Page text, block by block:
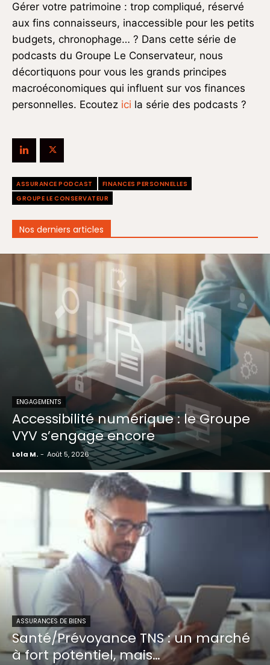
Gérer votre patrimoine : trop compliqué, réservé
aux fins connaisseurs, inaccessible pour les petits
budgets, chronophage… ? Dans cette série de
podcasts du Groupe Le Conservateur, nous
décortiquons pour vous les grands principes
macroéconomiques qui influent sur vos finances
personnelles. Ecoutez ici la série des podcasts ?
ASSURANCE PODCAST
FINANCES PERSONNELLES
GROUPE LE CONSERVATEUR
Nos derniers articles
ENGAGEMENTS
Accessibilité numérique : le Groupe
VYV s’engage encore
Lola M. - Août 5, 2026
ASSURANCES DE BIENS
Santé/Prévoyance TNS : un marché
à fort potentiel, mais…